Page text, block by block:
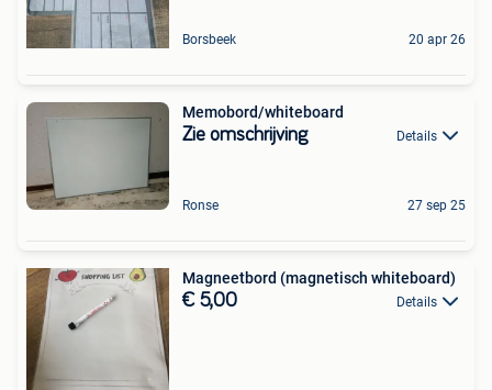
Borsbeek 20 apr 26
Memobord/whiteboard
Zie omschrijving Details
Ronse 27 sep 25
Magneetbord (magnetisch whiteboard)
€ 5,00 Details